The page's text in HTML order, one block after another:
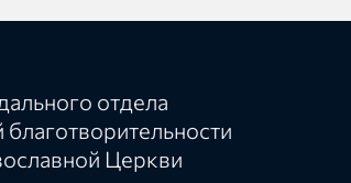
отдела
Церкви